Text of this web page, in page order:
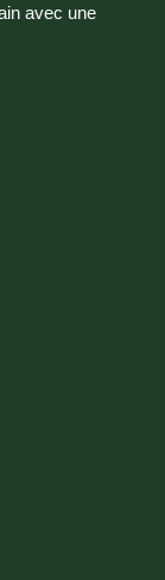
avec une